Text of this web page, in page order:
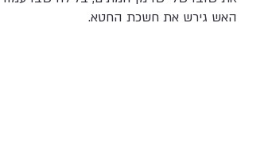
האש גירש את חשכת החטא.